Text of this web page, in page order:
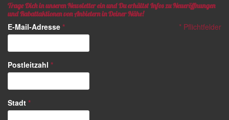
Trage Dich in unseren Newsletter ein und Du erhältst Infos zu Neueröffnungen
und Rabattaktionen von Anbietern in Deiner Nähe!
* Pflichtfelder
E-Mail-Adresse *
Postleitzahl *
Stadt *